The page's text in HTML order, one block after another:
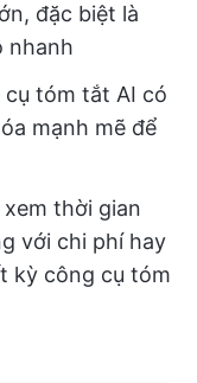
đặc biệt là
nhanh
cụ tóm tắt AI có
mạnh mẽ để
thời gian
với chi phí hay
kỳ công cụ tóm